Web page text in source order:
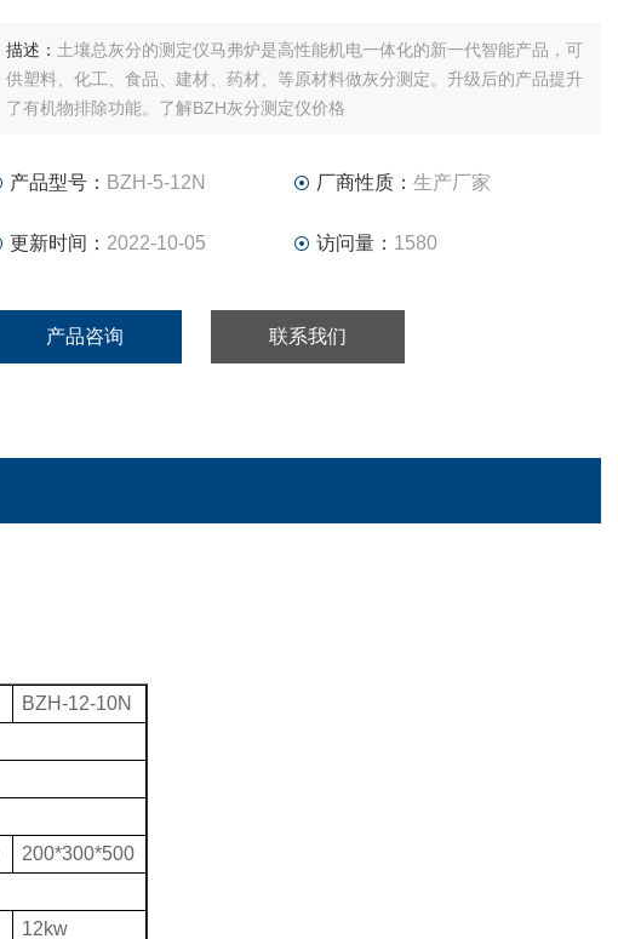
描述： 土壤总灰分的测定仪马弗炉是高性能机电一体化的新一代智能产品，可
供塑料、化工、食品、建材、药材、等原材料做灰分测定。升级后的产品提升
了有机物排除功能。了解BZH灰分测定仪价格
产品型号： BZH-5-12N 厂商性质： 生产厂家
更新时间： 2022-10-05 访问量： 1580
产品咨询 联系我们
BZH-12-10N
200*300*500
12kw